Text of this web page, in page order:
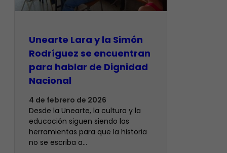
Unearte Lara y la Simón
Rodríguez se encuentran
para hablar de Dignidad
Nacional
4 de febrero de 2026
Desde la Unearte, la cultura y la
educación siguen siendo las
herramientas para que la historia
no se escriba a…